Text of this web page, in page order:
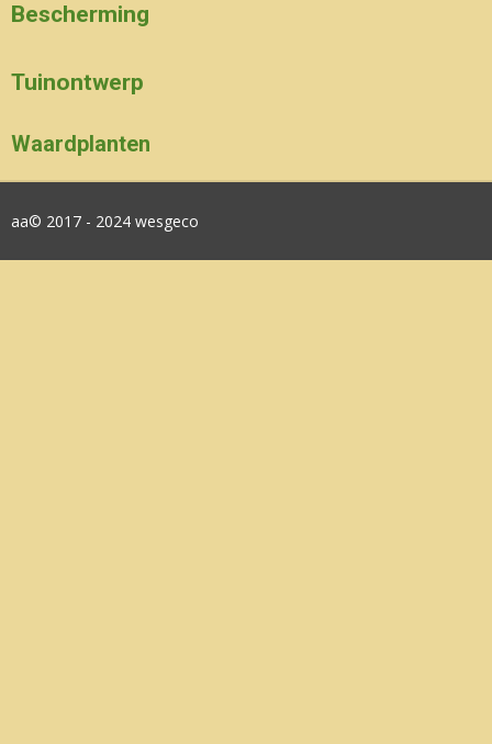
Bescherming
Tuinontwerp
Waardplanten
aa© 2017 - 2024 wesgeco